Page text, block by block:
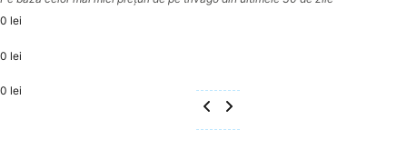
0 lei
0 lei
0 lei